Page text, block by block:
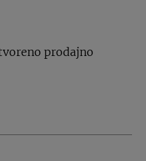
prodajno